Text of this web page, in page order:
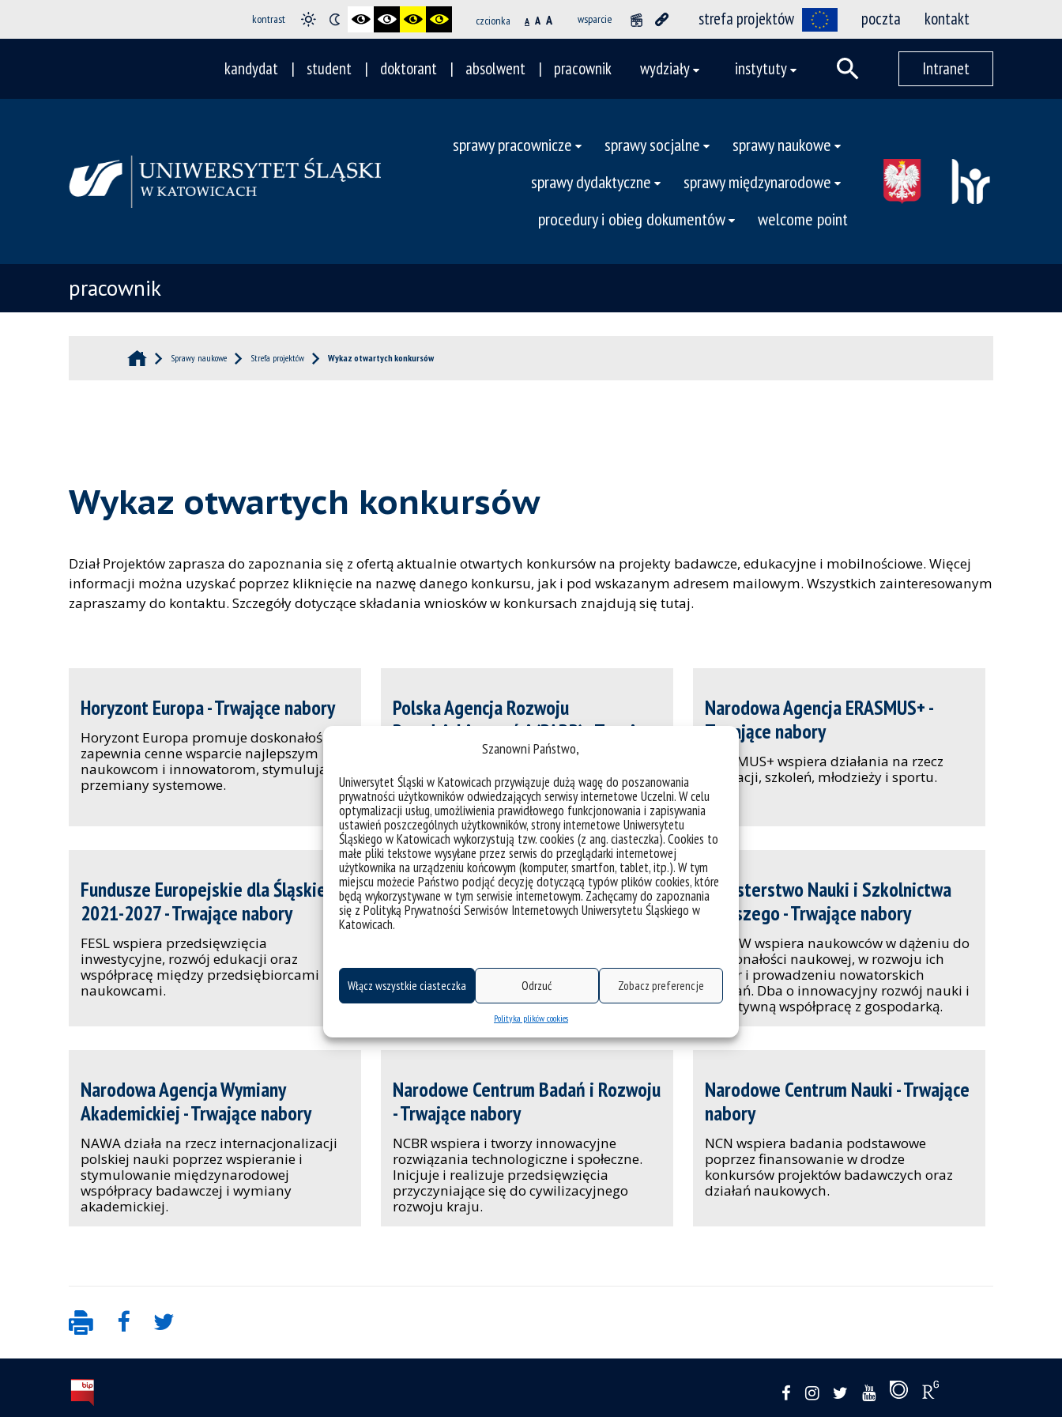
Szanowni Państwo,
Uniwersytet Śląski w Katowicach przywiązuje dużą wagę do poszanowania
prywatności użytkowników odwiedzających serwisy internetowe Uczelni. W celu
optymalizacji usług, umożliwienia prawidłowego funkcjonowania i zapisywania
ustawień poszczególnych użytkowników, strony internetowe Uniwersytetu
Śląskiego w Katowicach wykorzystują tzw. cookies (z ang. ciasteczka). Cookies to
małe pliki tekstowe wysyłane przez serwis do przeglądarki internetowej
użytkownika na urządzeniu końcowym (komputer, smartfon, tablet, itp.). W tym
miejscu możecie Państwo podjąć decyzję dotyczącą typów plików cookies, które
będą wykorzystywane w tym serwisie internetowym. Zachęcamy do zapoznania
się z Polityką Prywatności Serwisów Internetowych Uniwersytetu Śląskiego w
Katowicach.
Włącz wszystkie ciasteczka Odrzuć Zobacz preferencje
Polityka plików cookies
kontrast czcionka A A A wsparcie strefa projektów poczta kontakt
kandydat student doktorant absolwent pracownik wydziały instytuty Intranet
sprawy pracownicze sprawy socjalne
sprawy naukowe
sprawy dydaktyczne
sprawy międzynarodowe
procedury i obieg dokumentów
welcome point
pracownik
Sprawy naukowe Strefa projektów Wykaz otwartych konkursów
Wykaz otwartych konkursów
Dział Projektów zaprasza do zapoznania się z ofertą aktualnie otwartych konkursów na projekty badawcze, edukacyjne i mobilnościowe. Więcej
informacji można uzyskać poprzez kliknięcie na nazwę danego konkursu, jak i pod wskazanym adresem mailowym. Wszystkich zainteresowanym
zapraszamy do kontaktu. Szczegóły dotyczące składania wniosków w konkursach znajdują się tutaj.
Horyzont Europa - Trwające nabory
Horyzont Europa promuje doskonałość i
zapewnia cenne wsparcie najlepszym
naukowcom i innowatorom, stymulując
przemiany systemowe.
Polska Agencja Rozwoju
Przedsiębiorczości (PARP) - Trwające
Program realizuje krajowe i
międzynarodowe projekty B+R.
Narodowa Agencja ERASMUS+ -
Trwające nabory
ERASMUS+ wspiera działania na rzecz
edukacji, szkoleń, młodzieży i sportu.
Fundusze Europejskie dla Śląskiego
2021-2027 - Trwające nabory
FESL wspiera przedsięwzięcia
inwestycyjne, rozwój edukacji oraz
współpracę między przedsiębiorcami i
naukowcami.
Fundacja na rzecz Nauki Polskiej -
Trwające nabory
nauki. Wspomaga innowacyjne
przedsięwzięcia i komercjalizuje odkrycia
i wynalazki naukowe.
Ministerstwo Nauki i Szkolnictwa
Wyższego - Trwające nabory
MNiSW wspiera naukowców w dążeniu do
doskonałości naukowej, w rozwoju ich
karier i prowadzeniu nowatorskich
działań. Dba o innowacyjny rozwój nauki i
jej aktywną współpracę z gospodarką.
Narodowa Agencja Wymiany
Akademickiej - Trwające nabory
NAWA działa na rzecz internacjonalizacji
polskiej nauki poprzez wspieranie i
stymulowanie międzynarodowej
współpracy badawczej i wymiany
akademickiej.
Narodowe Centrum Badań i Rozwoju
- Trwające nabory
NCBR wspiera i tworzy innowacyjne
rozwiązania technologiczne i społeczne.
Inicjuje i realizuje przedsięwzięcia
przyczyniające się do cywilizacyjnego
rozwoju kraju.
Narodowe Centrum Nauki - Trwające
nabory
NCN wspiera badania podstawowe
poprzez finansowanie w drodze
konkursów projektów badawczych oraz
działań naukowych.